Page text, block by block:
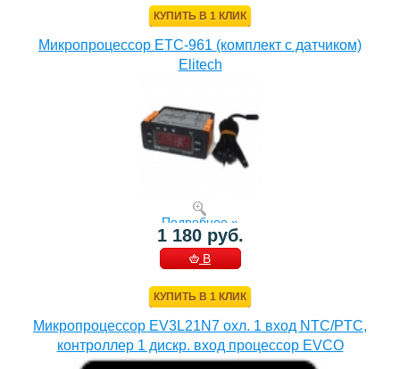
КУПИТЬ В 1 КЛИК
Микропроцессор ETC-961 (комплект c датчиком)
Elitech
Подробнее »
1 180 руб.
В
КУПИТЬ В 1 КЛИК
Микропроцессор EV3L21N7 охл. 1 вход NTC/PTC,
контроллер 1 дискр. вход процессор EVCO